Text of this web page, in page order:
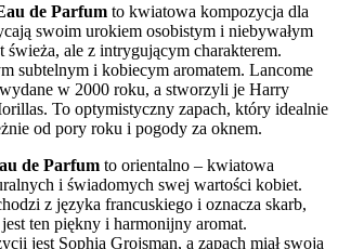
de Parfum to kwiatowa kompozycja dla
swoim urokiem osobistym i niebywałym
świeża, ale z intrygującym charakterem.
subtelnym i kobiecym aromatem. Lancome
w 2000 roku, a stworzyli je Harry
To optymistyczny zapach, który idealnie
od pory roku i pogody za oknem.
de Parfum to orientalno – kwiatowa
i świadomych swej wartości kobiet.
z języka francuskiego i oznacza skarb,
ten piękny i harmonijny aromat.
jest Sophia Grojsman, a zapach miał swoją